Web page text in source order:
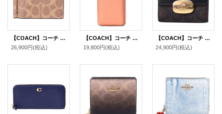
【COACH】コーチ 財布 メンズ コーティングキャンバス レザー シグネチャー マネークリップ スリム ビルフォールド 二つ折り カードケース 財布 タン×ブラック（日本未発売）
26,900円(税込)
【COACH】コーチ レザー エッセンシャル フォン iPhone スマホ ポーチ ロゴ ウォレット 長財布 フェイディドオレンジ〔日本未発売〕
19,800円(税込)
【COACH】コーチ コーティングキャンバス レザー シグネチャー スモール エライザ ロゴ ウォレット 二つ折り財布 ブラウン×ブラック〔日本未発売〕
24,900円(税込)